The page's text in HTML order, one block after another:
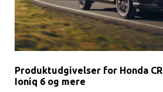
Produktudgivelser for Honda
Ioniq 6 og mere